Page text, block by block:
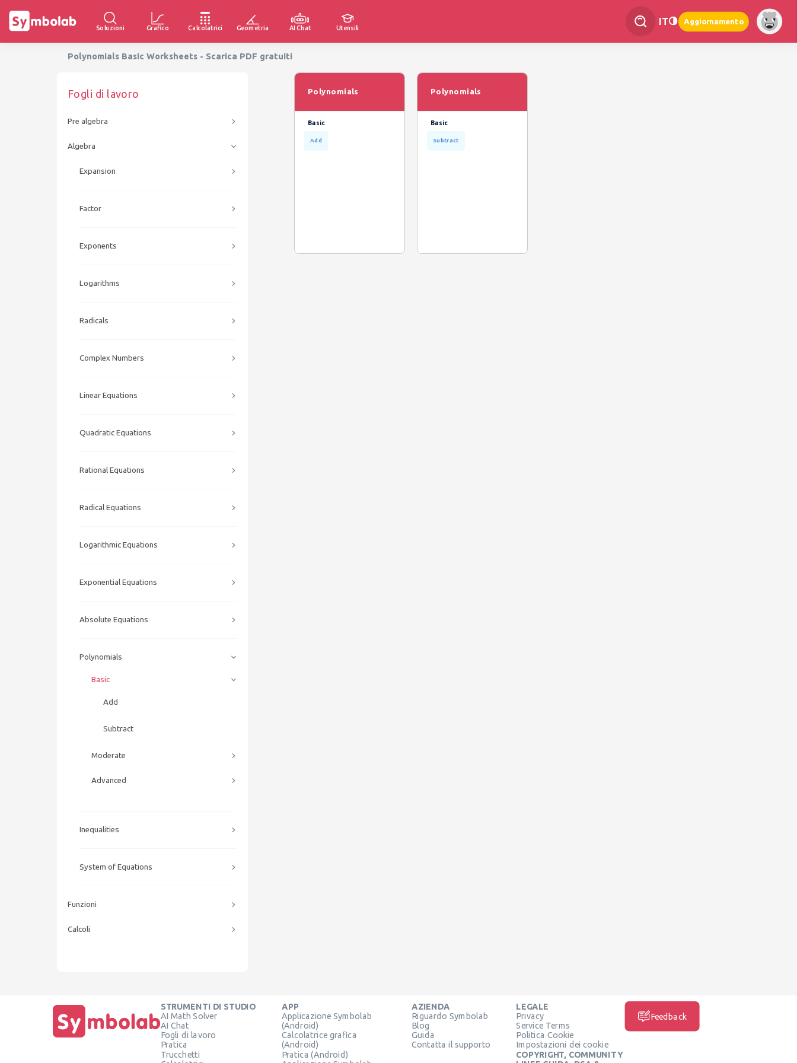
Soluzioni Grafico Calcolatrici Geometria AI Chat Utensili
IT Aggiornamento
Polynomials Basic Worksheets - Scarica PDF gratuiti
Fogli di lavoro
Pre algebra
Algebra
Expansion
Factor
Exponents
Logarithms
Radicals
Complex Numbers
Linear Equations
Quadratic Equations
Rational Equations
Radical Equations
Logarithmic Equations
Exponential Equations
Absolute Equations
Polynomials
Basic
Add
Subtract
Moderate
Advanced
Inequalities
System of Equations
Funzioni
Calcoli
Polynomials
Basic
Add
Polynomials
Basic
Subtract
STRUMENTI DI STUDIO
AI Math Solver
AI Chat
Fogli di lavoro
Pratica
Trucchetti
APP
Applicazione Symbolab
(Android)
Calcolatrice grafica
(Android)
Pratica (Android)
AZIENDA
Riguardo Symbolab
Blog
Guida
Contatta il supporto
LEGALE
Privacy
Service Terms
Politica Cookie
Impostazioni dei cookie
COPYRIGHT, COMMUNITY
Feedback